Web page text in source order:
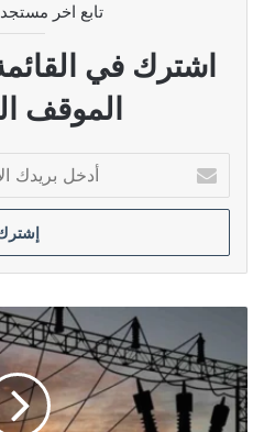
تابع اخر
اشترك في
الموقف
بريدك
الإلكتروني
العقوبات
الأمريكية
تسببت